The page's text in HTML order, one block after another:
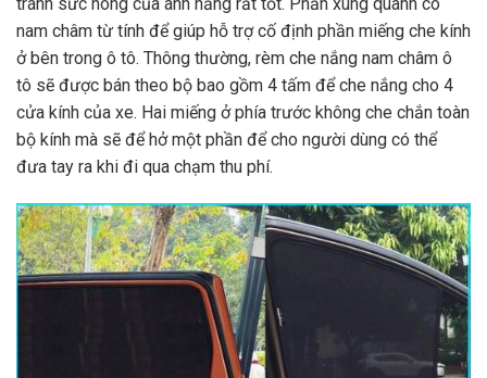
nam châm từ tính để giúp hỗ trợ cố định phần miếng che kính
ở bên trong ô tô. Thông thường, rèm che nắng nam châm ô
tô sẽ được bán theo bộ bao gồm 4 tấm để che nắng cho 4
cửa kính của xe. Hai miếng ở phía trước không che chắn toàn
bộ kính mà sẽ để hở một phần để cho người dùng có thể
đưa tay ra khi đi qua chạm thu phí.